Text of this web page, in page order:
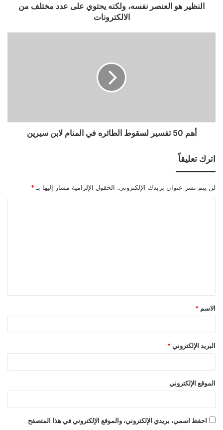
النظير هو العنصر نفسه، ولكنه يحتوي على عدد مختلف من
الالكترونات
أهم 50 تفسير لسقوط الطائره في المنام لابن سيرين
اترك تعليقاً
لن يتم نشر عنوان بريدك الإلكتروني. الحقول الإلزامية مشار إليها بـ *
ق
*
الاسم *
البريد الإلكتروني *
الموقع الإلكتروني
احفظ اسمي، بريدي الإلكتروني، والموقع الإلكتروني في هذا المتصفح